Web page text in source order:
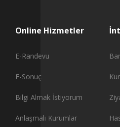
Online Hizmetler
E-Randevu
E-Sonuç
Bilgi Almak İstiyorum
Anlaşmalı Kurumlar